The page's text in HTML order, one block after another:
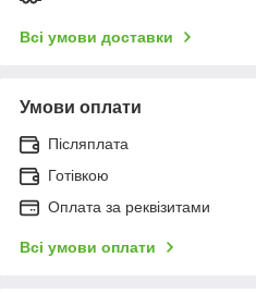
Всі умови доставки
Умови оплати
Післяплата
Готівкою
Оплата за реквізитами
Всі умови оплати